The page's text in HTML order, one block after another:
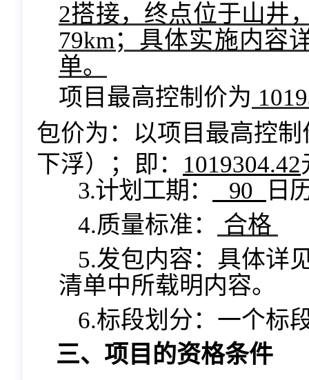
2搭接，终点位于山井
79km；具体实施内容
单。
项目最高控制价为
包价为：以项目最高控制
下浮）； 即： 1019304.42
3.计划工期：
90
日
4.质量标准：
合格
5.发包内容：具体详
清单中所载明内容。
6.标段划分：一个标
三、项目的资格条件